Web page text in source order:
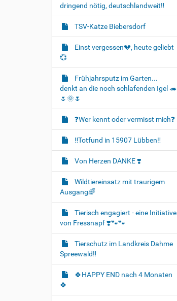
dringend nötig, deutschlandweit‼️
TSV-Katze Biebersdorf
Einst vergessen💔, heute geliebt
💞
Frühjahrsputz im Garten...
denkt an die noch schlafenden Igel 🦔
🌷🌞🌷
❓️Wer kennt oder vermisst mich❓️
‼️Totfund in 15907 Lübben‼️
Von Herzen DANKE ❣️
Wildtiereinsatz mit traurigem
Ausgang🌈
Tierisch engagiert - eine Initiative
von Fressnapf ❣️🐾🐾
Tierschutz im Landkreis Dahme
Spreewald‼️
🍀HAPPY END nach 4 Monaten
🍀